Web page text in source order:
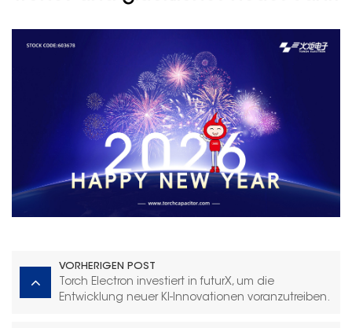
VORHERIGEN POST
Torch Electron investiert in futurX, um die
Entwicklung neuer KI-Innovationen voranzutreiben.